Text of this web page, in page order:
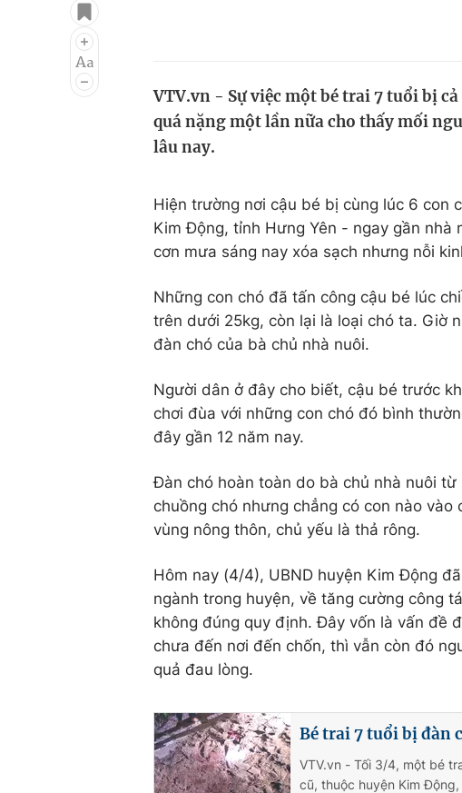
Điện ảnh
Âm nhạc
Chất lượng cuộc sống
VTV.vn - Sự việc một bé trai 7 tuổi bị
quá nặng một lần nữa cho thấy mối
lâu nay.
Hiện trường nơi cậu bé bị cùng lúc 6 con
Kim Động, tỉnh Hưng Yên - ngay gần
cơn mưa sáng nay xóa sạch nhưng nỗi
Những con chó đã tấn công cậu bé lúc
trên dưới 25kg, còn lại là loại chó ta. Giờ
đàn chó của bà chủ nhà nuôi.
Người dân ở đây cho biết, cậu bé trước
chơi đùa với những con chó đó bình
đây gần 12 năm nay.
Đàn chó hoàn toàn do bà chủ nhà nuôi
chuồng chó nhưng chẳng có con nào
vùng nông thôn, chủ yếu là thả rông.
Hôm nay (4/4), UBND huyện Kim Động
ngành trong huyện, về tăng cường công
không đúng quy định. Đây vốn là vấn đề
chưa đến nơi đến chốn, thì vẫn còn đó
quả đau lòng.
Bé trai 7 tuổi bị đàn
VTV.vn - Tối 3/4, một bé
cũ, thuộc huyện Kim